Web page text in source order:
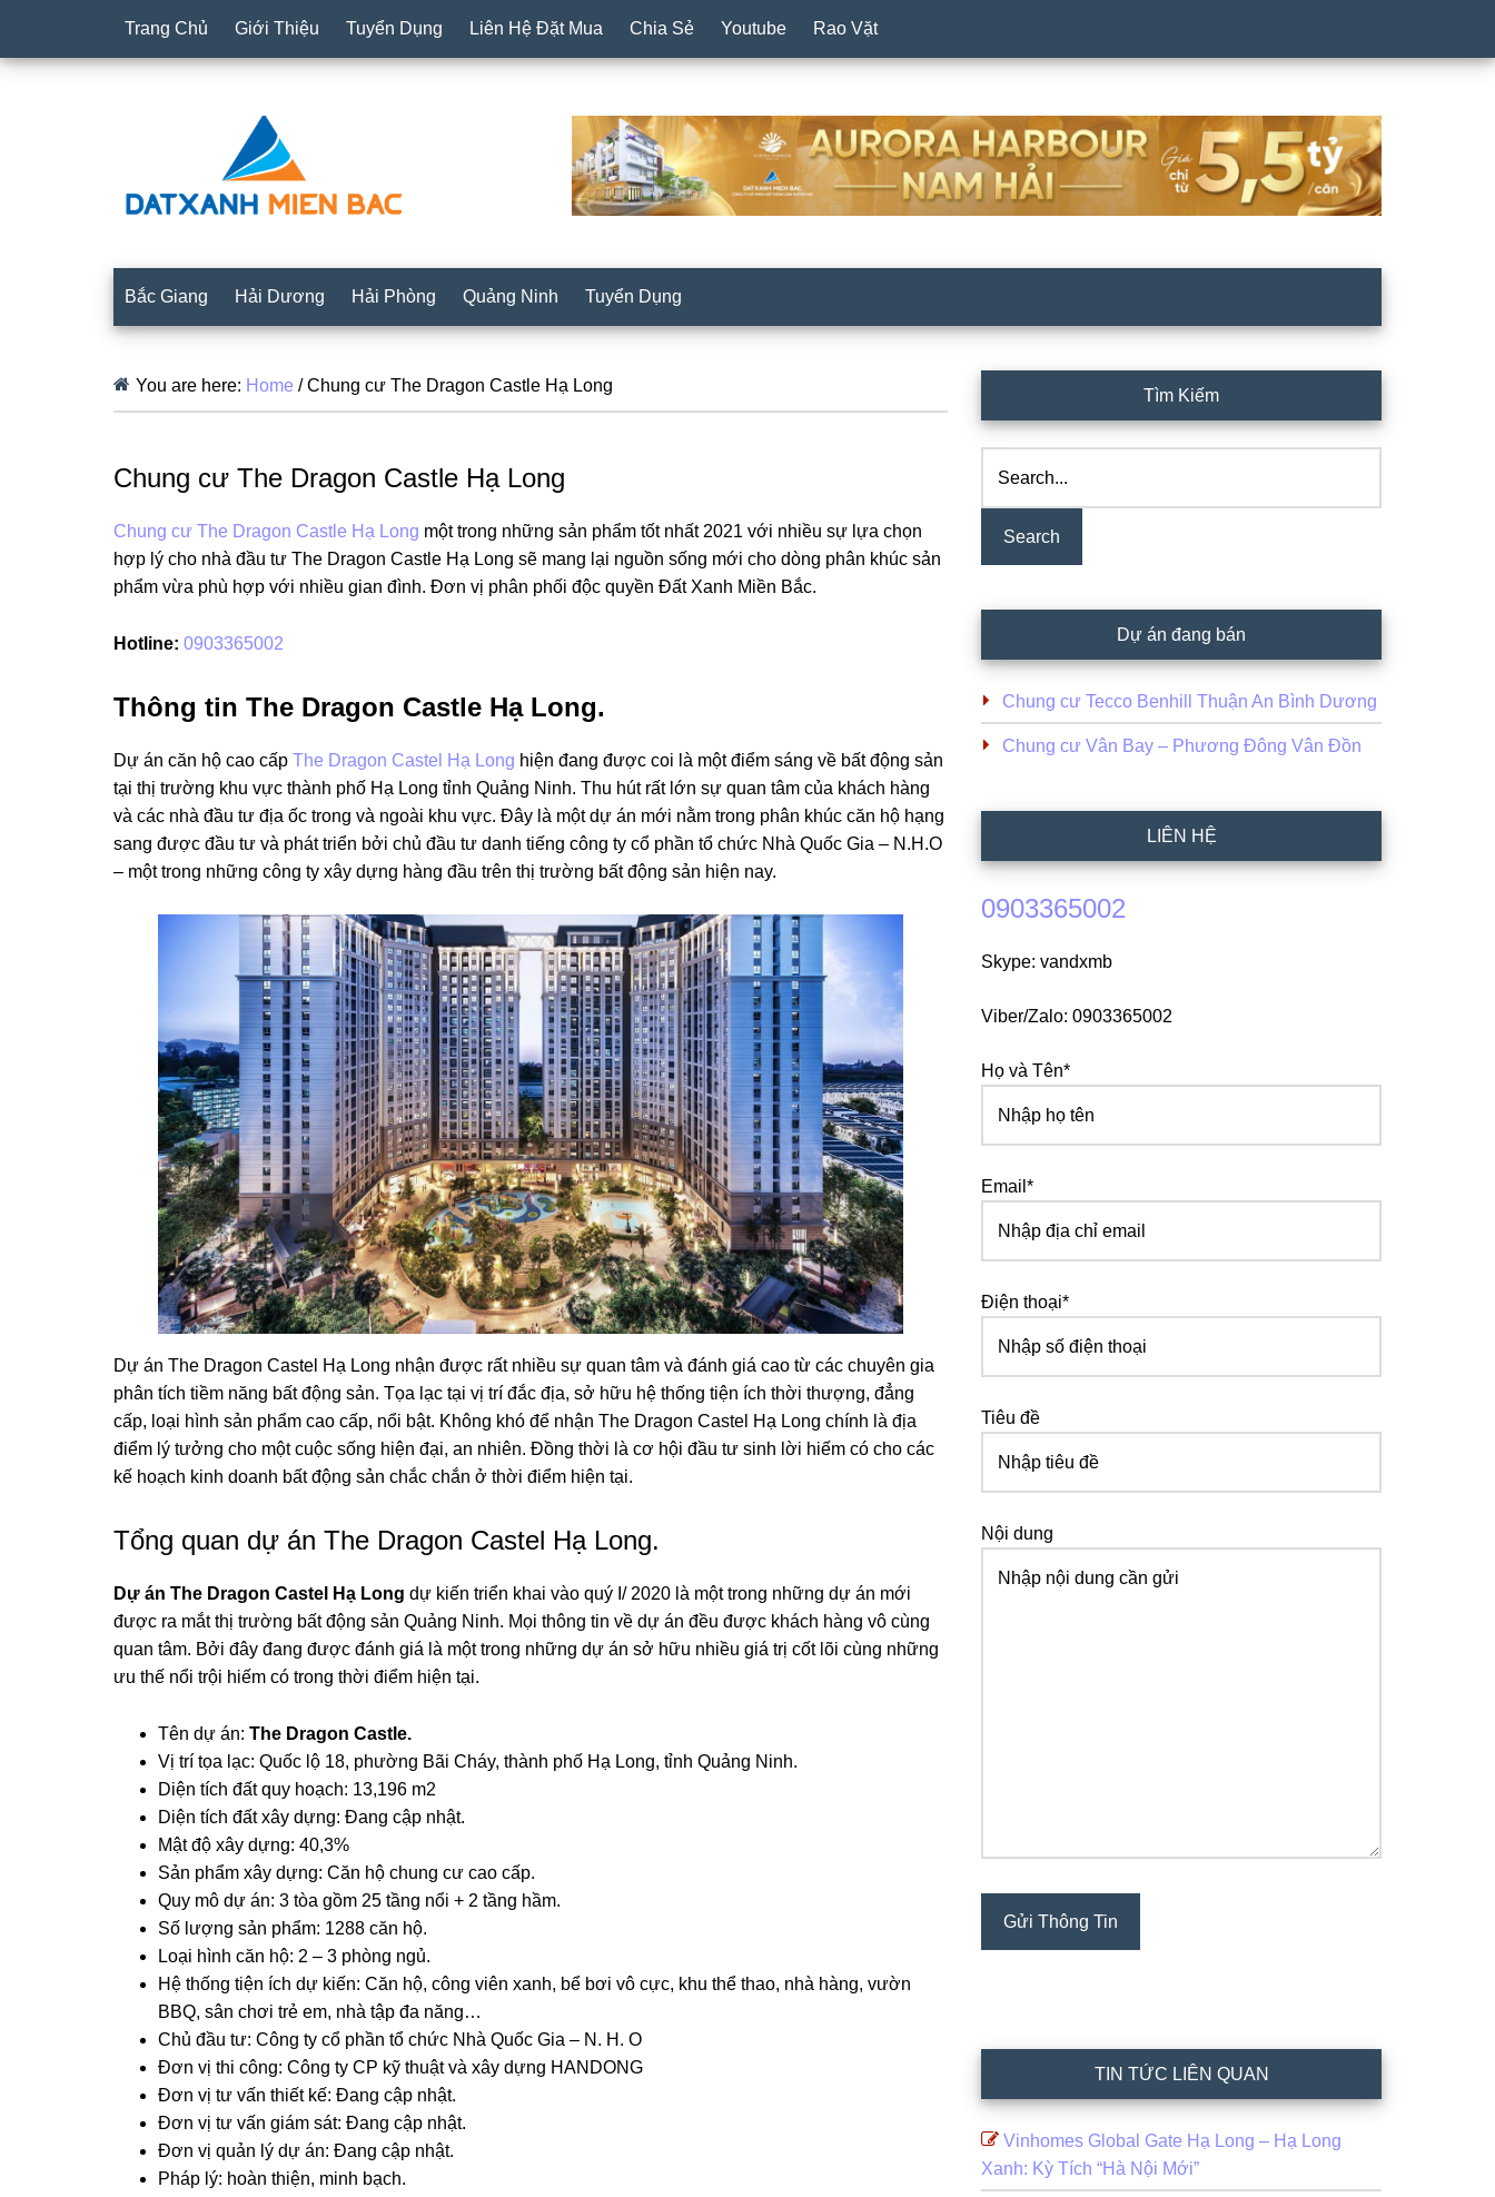
Trang Chủ Giới Thiệu Tuyển Dụng Liên Hệ Đặt Mua Chia Sẻ Youtube Rao Vặt
Bắc Giang Hải Dương Hải Phòng Quảng Ninh Tuyển Dụng
You are here: Home /Chung cư The Dragon Castle Hạ Long
Chung cư The Dragon Castle Hạ Long
Chung cư The Dragon Castle Hạ Long một trong những sản phẩm tốt nhất 2021 với nhiều sự lựa chọn
hợp lý cho nhà đầu tư The Dragon Castle Hạ Long sẽ mang lại nguồn sống mới cho dòng phân khúc sản
phẩm vừa phù hợp với nhiều gian đình. Đơn vị phân phối độc quyền Đất Xanh Miền Bắc.
Hotline: 0903365002
Thông tin The Dragon Castle Hạ Long.
Dự án căn hộ cao cấp The Dragon Castel Hạ Long hiện đang được coi là một điểm sáng về bất động sản
tại thị trường khu vực thành phố Hạ Long tỉnh Quảng Ninh. Thu hút rất lớn sự quan tâm của khách hàng
và các nhà đầu tư địa ốc trong và ngoài khu vực. Đây là một dự án mới nằm trong phân khúc căn hộ hạng
sang được đầu tư và phát triển bởi chủ đầu tư danh tiếng công ty cổ phần tổ chức Nhà Quốc Gia – N.H.O
– một trong những công ty xây dựng hàng đầu trên thị trường bất động sản hiện nay.
Dự án The Dragon Castel Hạ Long nhận được rất nhiều sự quan tâm và đánh giá cao từ các chuyên gia
phân tích tiềm năng bất động sản. Tọa lạc tại vị trí đắc địa, sở hữu hệ thống tiện ích thời thượng, đẳng
cấp, loại hình sản phẩm cao cấp, nổi bật. Không khó để nhận The Dragon Castel Hạ Long chính là địa
điểm lý tưởng cho một cuộc sống hiện đại, an nhiên. Đồng thời là cơ hội đầu tư sinh lời hiếm có cho các
kế hoạch kinh doanh bất động sản chắc chắn ở thời điểm hiện tại.
Tổng quan dự án The Dragon Castel Hạ Long.
Dự án The Dragon Castel Hạ Long dự kiến triển khai vào quý I/ 2020 là một trong những dự án mới
được ra mắt thị trường bất động sản Quảng Ninh. Mọi thông tin về dự án đều được khách hàng vô cùng
quan tâm. Bởi đây đang được đánh giá là một trong những dự án sở hữu nhiều giá trị cốt lõi cùng những
ưu thế nổi trội hiếm có trong thời điểm hiện tại.
Tên dự án: The Dragon Castle.
Vị trí tọa lạc: Quốc lộ 18, phường Bãi Cháy, thành phố Hạ Long, tỉnh Quảng Ninh.
Diện tích đất quy hoạch: 13,196 m2
Diện tích đất xây dựng: Đang cập nhật.
Mật độ xây dựng: 40,3%
Sản phẩm xây dựng: Căn hộ chung cư cao cấp.
Quy mô dự án: 3 tòa gồm 25 tầng nổi + 2 tầng hầm.
Số lượng sản phẩm: 1288 căn hộ.
Loại hình căn hộ: 2 – 3 phòng ngủ.
Hệ thống tiện ích dự kiến: Căn hộ, công viên xanh, bể bơi vô cực, khu thể thao, nhà hàng, vườn
BBQ, sân chơi trẻ em, nhà tập đa năng…
Chủ đầu tư: Công ty cổ phần tổ chức Nhà Quốc Gia – N. H. O
Đơn vị thi công: Công ty CP kỹ thuật và xây dựng HANDONG
Đơn vị tư vấn thiết kế: Đang cập nhật.
Đơn vị tư vấn giám sát: Đang cập nhật.
Đơn vị quản lý dự án: Đang cập nhật.
Pháp lý: hoàn thiện, minh bạch.
Sidebar
Tìm Kiếm
Dự án đang bán
Chung cư Tecco Benhill Thuận An Bình Dương
Chung cư Vân Bay – Phương Đông Vân Đồn
LIÊN HỆ
0903365002
Skype: vandxmb
Viber/Zalo: 0903365002
Họ và Tên*
Email*
Điện thoại*
Tiêu đề
Nội dung
TIN TỨC LIÊN QUAN
Vinhomes Global Gate Hạ Long – Hạ Long
Xanh: Kỳ Tích “Hà Nội Mới”